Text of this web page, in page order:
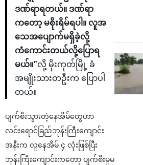
ဒဏ်ရာရတယ်။ ဒဏ်ရာ
ကတော့ မစိုးရိမ်ရပါ။ လူအ
သေအပျောက်မရှိခဲ့လို့
ကံကောင်းတယ်လို့ပြောရ
မယ်။”လို့ မိုးကုတ်မြို့ ခံ
အမျိုးသားတဦးက ပြောပါ
တယ်။
ပျက်စီးသွားတဲ့နေအိမ်တွေဟာ
လင်းရောင်ခြည်ဘုန်းကြီးကျောင်း
အနီးက လူနေအိမ် ၄ လုံးဖြစ်ပြီး
ဘုန်းကြီးကျောင်းကတော့ ပျက်စီးမှုမ